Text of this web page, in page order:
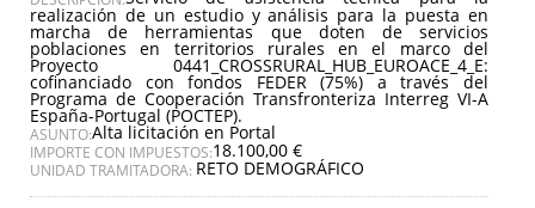
realización de un estudio y análisis para la puesta en
marcha de herramientas que doten de servicios
poblaciones en territorios rurales en el marco del
Proyecto 0441_CROSSRURAL_HUB_EUROACE_4_E:
cofinanciado con fondos FEDER (75%) a través del
Programa de Cooperación Transfronteriza Interreg VI-A
España-Portugal (POCTEP).
ASUNTO:Alta licitación en Portal
IMPORTE CON IMPUESTOS:18.100,00 €
UNIDAD TRAMITADORA: RETO DEMOGRÁFICO